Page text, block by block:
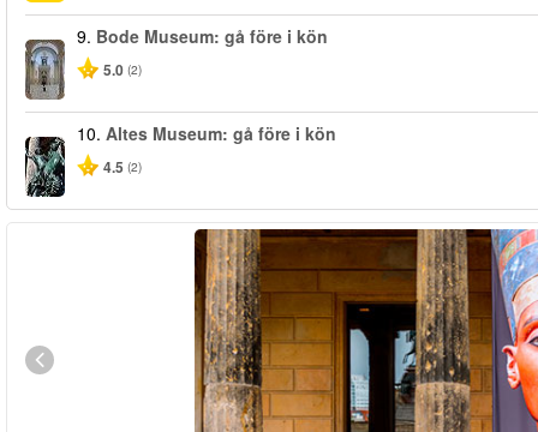
9. Bode Museum: gå före i kön
5.0 (2)
10. Altes Museum: gå före i kön
4.5 (2)